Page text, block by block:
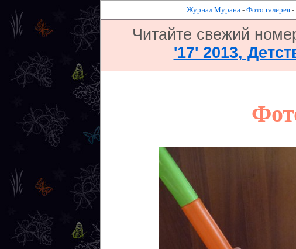
Журнал Мурана- Фото галерея-
Читайте свежий
'17' 2013,